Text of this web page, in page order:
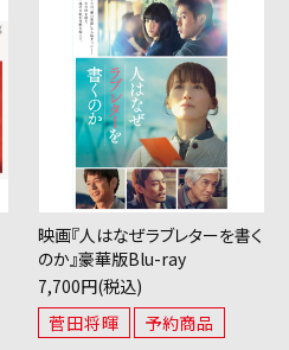
映画『人はなぜラブレターを書く
のか』豪華版Blu-ray
7,700円(税込)
菅田将暉 予約商品